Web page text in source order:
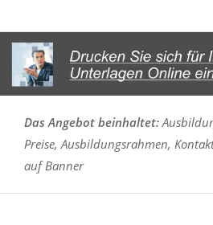
Das Angebot beinhaltet:
Preise, Ausbildungsrahmen,
auf Banner